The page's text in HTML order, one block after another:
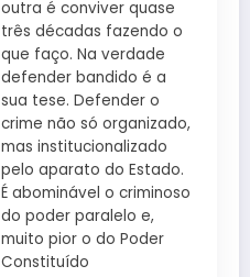
outra é conviver quase
três décadas fazendo o
que faço. Na verdade
defender bandido é a
sua tese. Defender o
crime não só organizado,
mas institucionalizado
pelo aparato do Estado.
É abominável o criminoso
do poder paralelo e,
muito pior o do Poder
Constituído